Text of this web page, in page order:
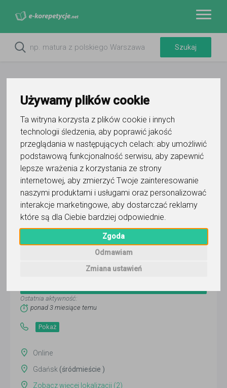
Używamy plików cookie
Ta witryna korzysta z plików cookie i innych
technologii śledzenia, aby poprawić jakość
przeglądania w następujących celach: aby umożliwić
podstawową funkcjonalność serwisu, aby zapewnić
lepsze wrażenia z korzystania ze strony
internetowej, aby zmierzyć Twoje zainteresowanie
naszymi produktami i usługami oraz personalizować
interakcje marketingowe, aby dostarczać reklamy
które są dla Ciebie bardziej odpowiednie.
Zgoda
Odmawiam
Zmiana ustawień
Do ulubionych
Oznacz wystąpienie kontaktu
Karolina Krasoń
Ostatnia aktywność:
ponad 3 miesiące temu
Pokaż
Online
Gdańsk (śródmieście )
Zobacz więcej lokalizacji (2)